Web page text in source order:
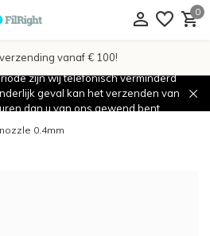
0
vanaf € 100!
zijn wij telefonisch verminderd
geval kan het verzenden van
dan u van ons gewend bent.
nozzle 0.4mm